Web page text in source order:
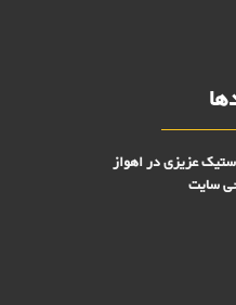
عزیزی در اهواز
سایت